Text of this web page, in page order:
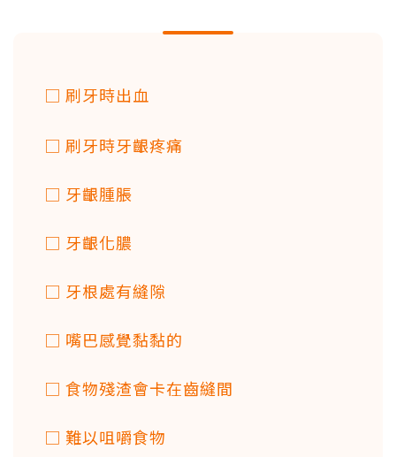
□ 刷牙時出血
□ 刷牙時牙齦疼痛
□ 牙齦腫脹
□ 牙齦化膿
□ 牙根處有縫隙
□ 嘴巴感覺黏黏的
□ 食物殘渣會卡在齒縫間
□ 難以咀嚼食物